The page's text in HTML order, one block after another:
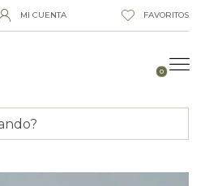
MI CUENTA FAVORITOS
0